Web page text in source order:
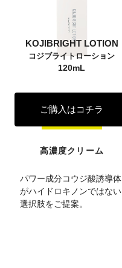
KOJIBRIGHT LOTION
コジブライトローション
120mL
ご購入はコチラ
高濃度クリーム
パワー成分コウジ酸誘導体
がハイドロキノンではない
選択肢をご提案。